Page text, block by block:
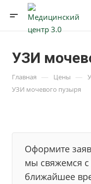
УЗИ
Главная — Цены —
УЗИ мочевого пузыря
Оформите
мы свяжемся
ближайшее